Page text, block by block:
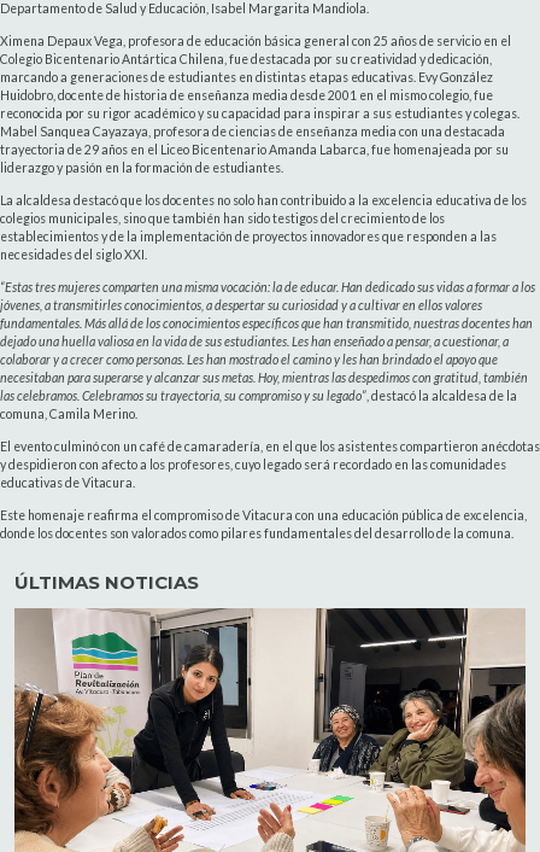
Departamento de Salud y Educación, Isabel Margarita Mandiola.
Ximena Depaux Vega, profesora de educación básica general con 25 años de servicio en el
Colegio Bicentenario Antártica Chilena, fue destacada por su creatividad y dedicación,
marcando a generaciones de estudiantes en distintas etapas educativas. Evy González
Huidobro, docente de historia de enseñanza media desde 2001 en el mismo colegio, fue
reconocida por su rigor académico y su capacidad para inspirar a sus estudiantes y colegas.
Mabel Sanquea Cayazaya, profesora de ciencias de enseñanza media con una destacada
trayectoria de 29 años en el Liceo Bicentenario Amanda Labarca, fue homenajeada por su
liderazgo y pasión en la formación de estudiantes.
La alcaldesa destacó que los docentes no solo han contribuido a la excelencia educativa de los
colegios municipales, sino que también han sido testigos del crecimiento de los
establecimientos y de la implementación de proyectos innovadores que responden a las
necesidades del siglo XXI.
“Estas tres mujeres comparten una misma vocación: la de educar. Han dedicado sus vidas a formar a los
jóvenes, a transmitirles conocimientos, a despertar su curiosidad y a cultivar en ellos valores
fundamentales. Más allá de los conocimientos específicos que han transmitido, nuestras docentes han
dejado una huella valiosa en la vida de sus estudiantes. Les han enseñado a pensar, a cuestionar, a
colaborar y a crecer como personas. Les han mostrado el camino y les han brindado el apoyo que
necesitaban para superarse y alcanzar sus metas. Hoy, mientras las despedimos con gratitud, también
las celebramos. Celebramos su trayectoria, su compromiso y su legado” , destacó la alcaldesa de la
comuna, Camila Merino.
El evento culminó con un café de camaradería, en el que los asistentes compartieron anécdotas
y despidieron con afecto a los profesores, cuyo legado será recordado en las comunidades
educativas de Vitacura.
Este homenaje reafirma el compromiso de Vitacura con una educación pública de excelencia,
donde los docentes son valorados como pilares fundamentales del desarrollo de la comuna.
ÚLTIMAS NOTICIAS